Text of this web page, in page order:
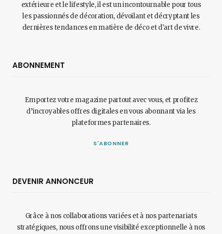
extérieure et le lifestyle, il est un incontournable pour tous
les passionnés de décoration, dévoilant et décryptant les
dernières tendances en matière de déco et d'art de vivre.
ABONNEMENT
Emportez votre magazine partout avec vous, et profitez
d’incroyables offres digitales en vous abonnant via les
plateformes partenaires.
S'ABONNER
DEVENIR ANNONCEUR
Grâce à nos collaborations variées et à nos partenariats
stratégiques, nous offrons une visibilité exceptionnelle à nos